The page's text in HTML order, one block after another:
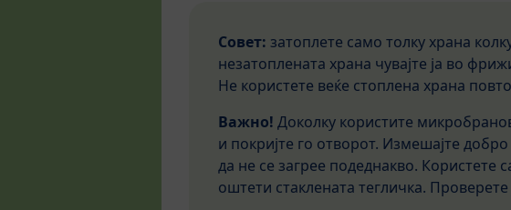
Совет: затоплете само толку храна
незатоплената храна чувајте ја во
Не користете веќе стоплена храна
Важно! Доколку користите
и покријте го отворот. Измешајте
да не се загрее подеднакво. Користете
оштети стаклената тегличка.